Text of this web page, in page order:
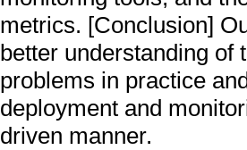
metrics. [Conclusion]
better understanding of
problems in practice
deployment and
driven manner.